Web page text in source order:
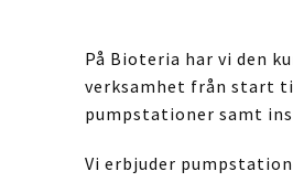
På Bioteria har vi den
verksamhet från start
pumpstationer samt
Vi erbjuder